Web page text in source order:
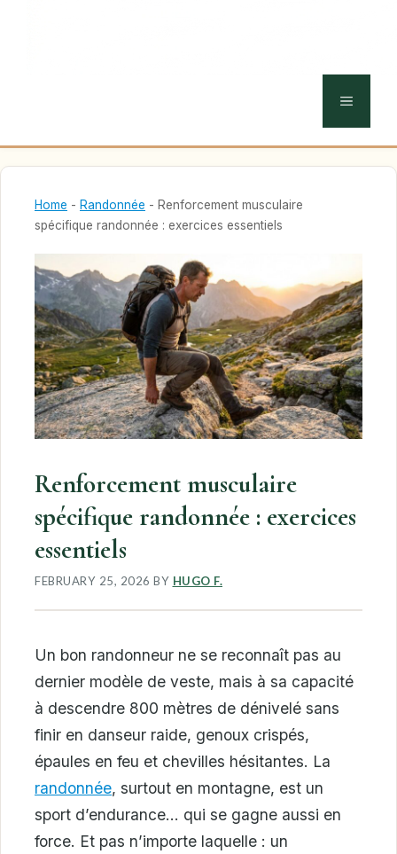
MENU
Home - Randonnée - Renforcement musculaire
spécifique randonnée : exercices essentiels
Renforcement musculaire
spécifique randonnée : exercices
essentiels
FEBRUARY 25, 2026 BY HUGO F.
Un bon randonneur ne se reconnaît pas au
dernier modèle de veste, mais à sa capacité
à descendre 800 mètres de dénivelé sans
finir en danseur raide, genoux crispés,
épaules en feu et chevilles hésitantes. La
randonnée, surtout en montagne, est un
sport d’endurance… qui se gagne aussi en
force. Et pas n’importe laquelle : un